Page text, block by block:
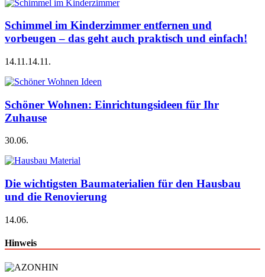
Schimmel im Kinderzimmer entfernen und
vorbeugen – das geht auch praktisch und einfach!
14.11.14.11.
Schöner Wohnen: Einrichtungsideen für Ihr
Zuhause
30.06.
Die wichtigsten Baumaterialien für den Hausbau
und die Renovierung
14.06.
Hinweis